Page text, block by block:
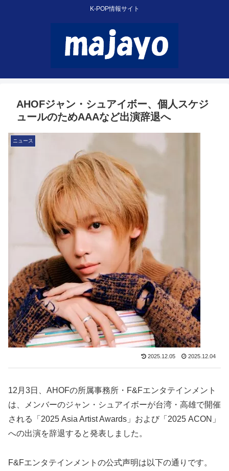
K-POP情報サイト
AHOFジャン・シュアイボー、個人スケジ
ュールのためAAAなど出演辞退へ
ニュース
2025.12.05 2025.12.04
12月3日、AHOFの所属事務所・F&Fエンタテインメント
は、メンバーのジャン・シュアイボーが台湾・高雄で開催
される「2025 Asia Artist Awards」および「2025 ACON」
への出演を辞退すると発表しました。
F&Fエンタテインメントの公式声明は以下の通りです。